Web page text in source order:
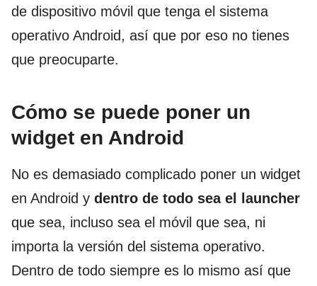
de dispositivo móvil que tenga el sistema
operativo Android, así que por eso no tienes
que preocuparte.
Cómo se puede poner un
widget en Android
No es demasiado complicado poner un widget
en Android y dentro de todo sea el launcher
que sea, incluso sea el móvil que sea, ni
importa la versión del sistema operativo.
Dentro de todo siempre es lo mismo así que